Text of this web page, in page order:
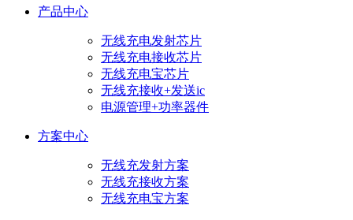
产品中心
无线充电发射芯片
无线充电接收芯片
无线充电宝芯片
无线充接收+发送ic
电源管理+功率器件
方案中心
无线充发射方案
无线充接收方案
无线充电宝方案